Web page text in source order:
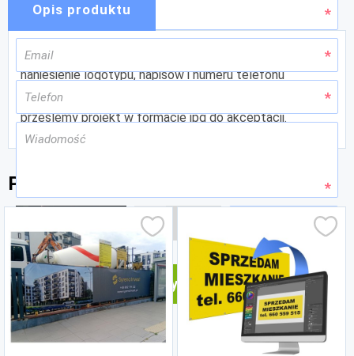
Wyślij
Pola wymagane
Opis produktu
Wykonanie projektu graficznego banera obejmuje
naniesienie logotypu, napisów i numeru telefonu
otrzymanych od Klienta. Po przygotowaniu grafiki
prześlemy projekt w formacie jpg do akceptacji.
Powiązane produkty